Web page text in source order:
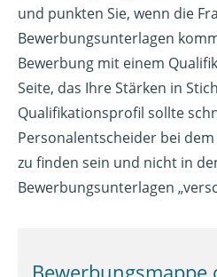
und punkten Sie, wenn die
Bewerbungsunterlagen
Bewerbung mit einem
Seite, das Ihre Stärken in
Qualifikationsprofil sollte
Personalentscheider bei
zu finden sein und nicht in
Bewerbungsunterlagen